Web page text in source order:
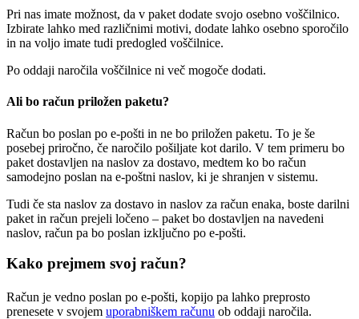
Pri nas imate možnost, da v paket dodate svojo osebno voščilnico.
Izbirate lahko med različnimi motivi, dodate lahko osebno sporočilo
in na voljo imate tudi predogled voščilnice.
Po oddaji naročila voščilnice ni več mogoče dodati.
Ali bo račun priložen paketu?
Račun bo poslan po e-pošti in ne bo priložen paketu. To je še
posebej priročno, če naročilo pošiljate kot darilo. V tem primeru bo
paket dostavljen na naslov za dostavo, medtem ko bo račun
samodejno poslan na e-poštni naslov, ki je shranjen v sistemu.
Tudi če sta naslov za dostavo in naslov za račun enaka, boste darilni
paket in račun prejeli ločeno – paket bo dostavljen na navedeni
naslov, račun pa bo poslan izključno po e-pošti.
Kako prejmem svoj račun?
Račun je vedno poslan po e-pošti, kopijo pa lahko preprosto
prenesete v svojem uporabniškem računu ob oddaji naročila.